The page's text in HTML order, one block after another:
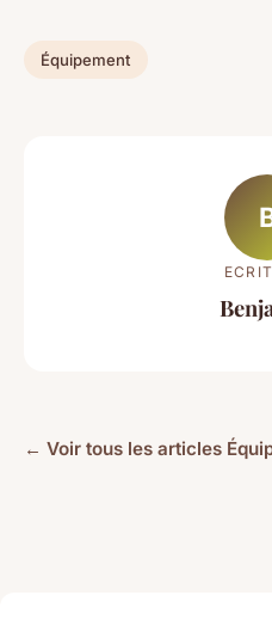
Équipement
← Voir tous les articles